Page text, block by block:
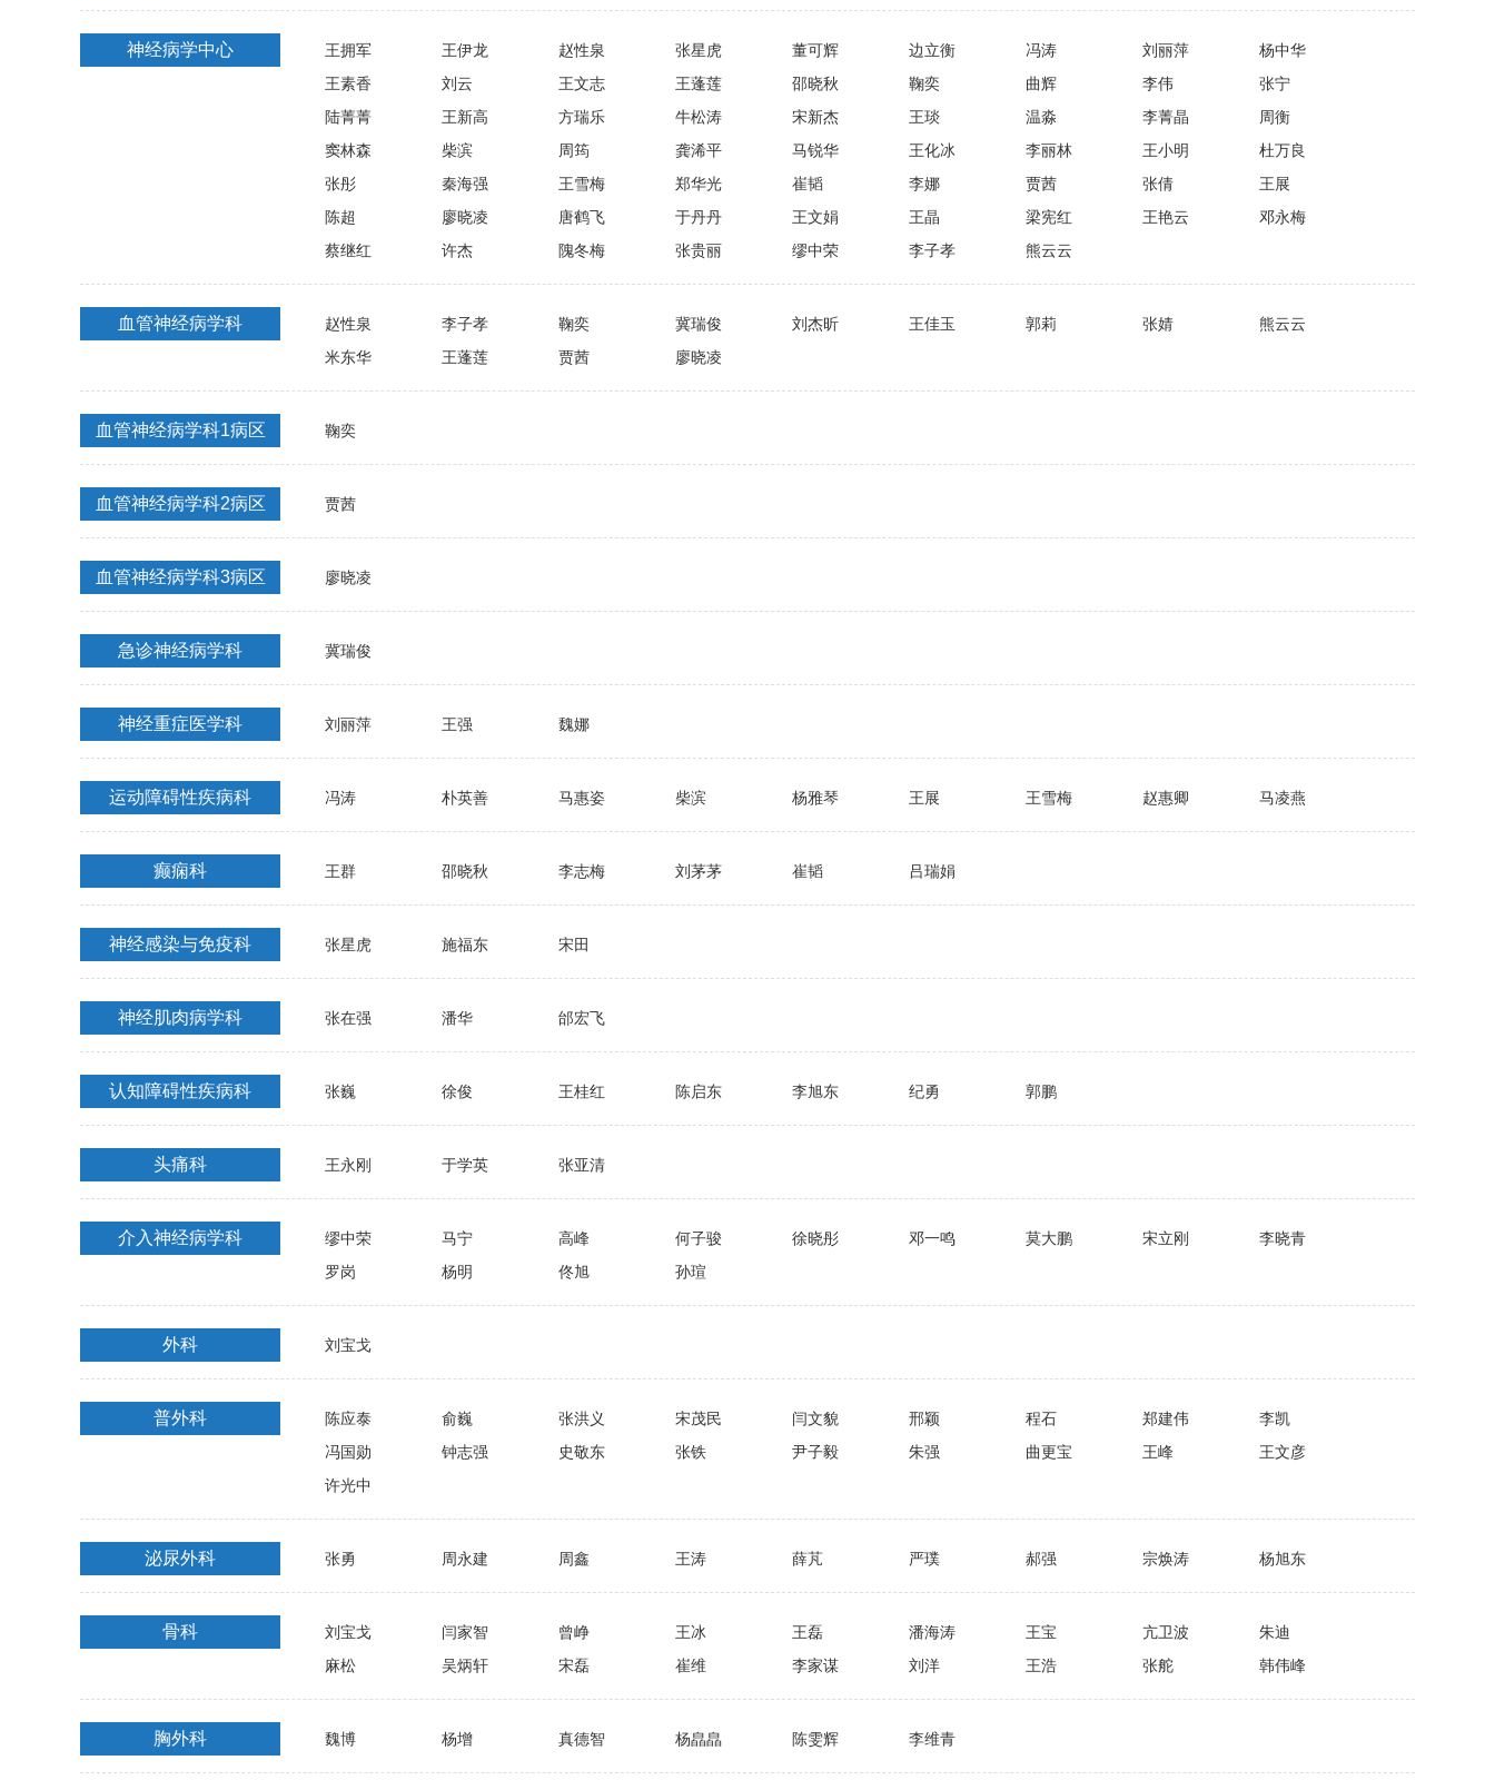
神经病学中心 王拥军 王伊龙 赵性泉 张星虎 董可辉 边立衡 冯涛 刘丽萍
杨中华
王素香
刘云 王文志 王蓬莲 邵晓秋 鞠奕 曲辉 李伟
张宁
陆菁菁
王新高 方瑞乐 牛松涛 宋新杰 王琰 温淼 李菁晶
周衡
窦林森
柴滨 周筠 龚浠平 马锐华 王化冰 李丽林 王小明
杜万良
张彤
秦海强 王雪梅 郑华光 崔韬 李娜 贾茜 张倩
王展
陈超
廖晓凌 唐鹤飞 于丹丹 王文娟 王晶 梁宪红 王艳云
邓永梅
蔡继红
许杰 隗冬梅 张贵丽 缪中荣 李子孝 熊云云
血管神经病学科 赵性泉 李子孝 鞠奕 冀瑞俊 刘杰昕 王佳玉 郭莉 张婧
熊云云
米东华
王蓬莲 贾茜 廖晓凌
血管神经病学科1病区 鞠奕
血管神经病学科2病区 贾茜
血管神经病学科3病区 廖晓凌
急诊神经病学科 冀瑞俊
神经重症医学科 刘丽萍 王强 魏娜
运动障碍性疾病科 冯涛 朴英善 马惠姿 柴滨 杨雅琴 王展 王雪梅 赵惠卿 马凌燕
癫痫科 王群 邵晓秋 李志梅 刘茅茅 崔韬 吕瑞娟
神经感染与免疫科 张星虎 施福东 宋田
神经肌肉病学科 张在强 潘华 邰宏飞
认知障碍性疾病科 张巍 徐俊 王桂红 陈启东 李旭东 纪勇 郭鹏
头痛科 王永刚 于学英 张亚清
介入神经病学科 缪中荣 马宁 高峰 何子骏 徐晓彤 邓一鸣 莫大鹏 宋立刚
李晓青
罗岗
杨明 佟旭 孙瑄
外科 刘宝戈
普外科 陈应泰 俞巍 张洪义 宋茂民 闫文貌 邢颖 程石 郑建伟
李凯
冯国勋
钟志强 史敬东 张铁 尹子毅 朱强 曲更宝 王峰
王文彦
许光中
泌尿外科 张勇 周永建 周鑫 王涛 薛芃 严璞 郝强 宗焕涛 杨旭东
骨科 刘宝戈 闫家智 曾峥 王冰 王磊 潘海涛 王宝 亢卫波
朱迪
麻松
吴炳轩 宋磊 崔维 李家谋 刘洋 王浩 张舵 韩伟峰
胸外科 魏博 杨增 真德智 杨皛皛 陈雯辉 李维青